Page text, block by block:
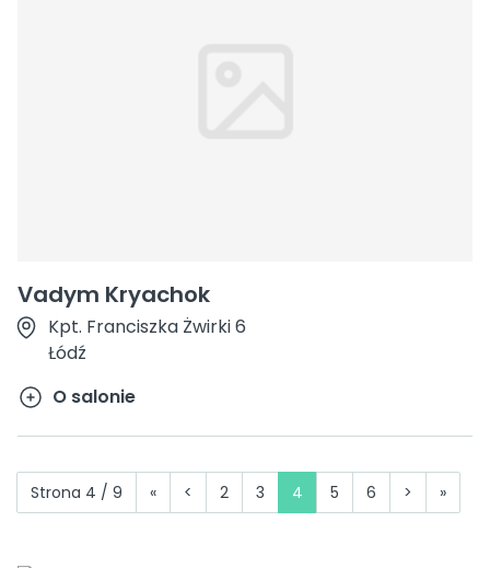
Vadym Kryachok
Kpt. Franciszka Żwirki 6
Łódź
O salonie
Strona 4 / 9 « < 2 3 4 5 6 > »